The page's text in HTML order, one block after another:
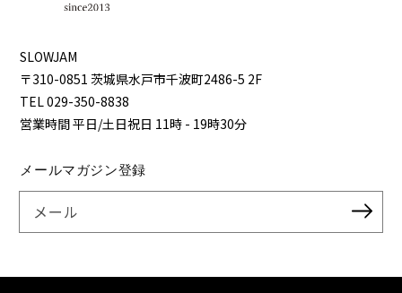
SLOWJAM
〒310-0851 茨城県⽔⼾市千波町2486-5 2F
TEL 029-350-8838
営業時間 平⽇/⼟⽇祝⽇ 11時 - 19時30分
メールマガジン登録
メール